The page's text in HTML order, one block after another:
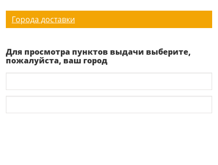
Города доставки
Для просмотра пунктов выдачи выберите,
пожалуйста, ваш город